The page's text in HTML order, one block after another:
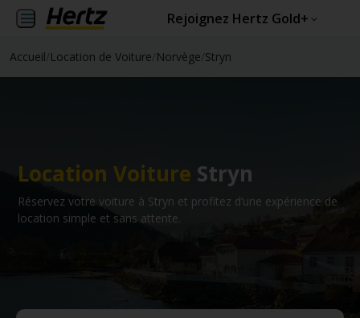
Rejoignez Hertz Gold+
Accueil Location de Voiture Norvège Stryn
Location Voiture Stryn
Réservez votre voiture à Stryn et profitez d’une expérience de
location simple et sans attente.